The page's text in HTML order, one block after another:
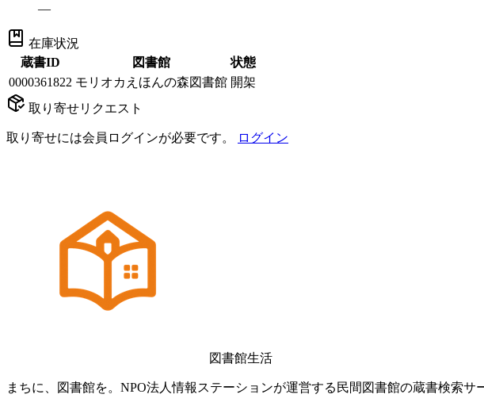
—
在庫状況
蔵書ID
図書館
状態
0000361822 モリオカえほんの森図書館 開架
取り寄せリクエスト
取り寄せには会員ログインが必要です。 ログイン
図書館生活
まちに、図書館を。NPO法人情報ステーションが運営する民間図書館の蔵書検索サ